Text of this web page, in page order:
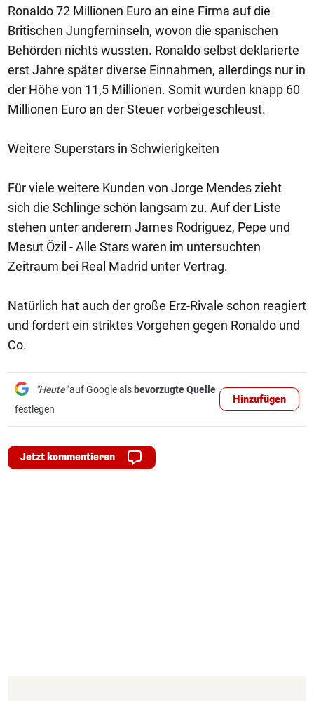
Ronaldo 72 Millionen Euro an eine Firma auf die
Britischen Jungferninseln, wovon die spanischen
Behörden nichts wussten. Ronaldo selbst deklarierte
erst Jahre später diverse Einnahmen, allerdings nur in
der Höhe von 11,5 Millionen. Somit wurden knapp 60
Millionen Euro an der Steuer vorbeigeschleust.
Weitere Superstars in Schwierigkeiten
Für viele weitere Kunden von Jorge Mendes zieht
sich die Schlinge schön langsam zu. Auf der Liste
stehen unter anderem James Rodriguez, Pepe und
Mesut Özil - Alle Stars waren im untersuchten
Zeitraum bei Real Madrid unter Vertrag.
Natürlich hat auch der große Erz-Rivale schon reagiert
und fordert ein striktes Vorgehen gegen Ronaldo und
Co.
"Heute"auf Google als bevorzugte Quelle
festlegen
Hinzufügen
Jetzt kommentieren